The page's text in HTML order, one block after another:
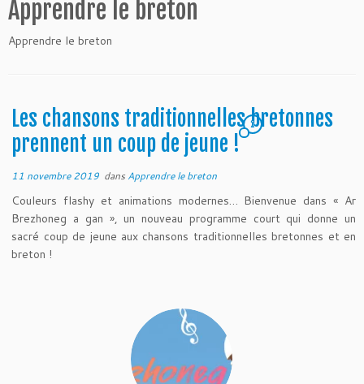
Apprendre le breton
Apprendre le breton
Les chansons traditionnelles bretonnes
prennent un coup de jeune !
2
11 novembre 2019 dans Apprendre le breton
Couleurs flashy et animations modernes… Bienvenue dans « Ar
Brezhoneg a gan », un nouveau programme court qui donne un
sacré coup de jeune aux chansons traditionnelles bretonnes et en
breton !